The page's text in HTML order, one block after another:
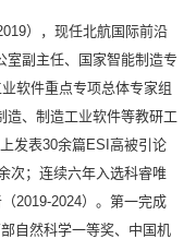
），现任北航国际前沿
室副主任、国家智能制造专
软件重点专项总体专家组
造、制造工业软件等教研工
发表30余篇ESI高被引论
次；连续六年入选科睿唯
2019-2024）。第一完成
自然科学一等奖、中国机